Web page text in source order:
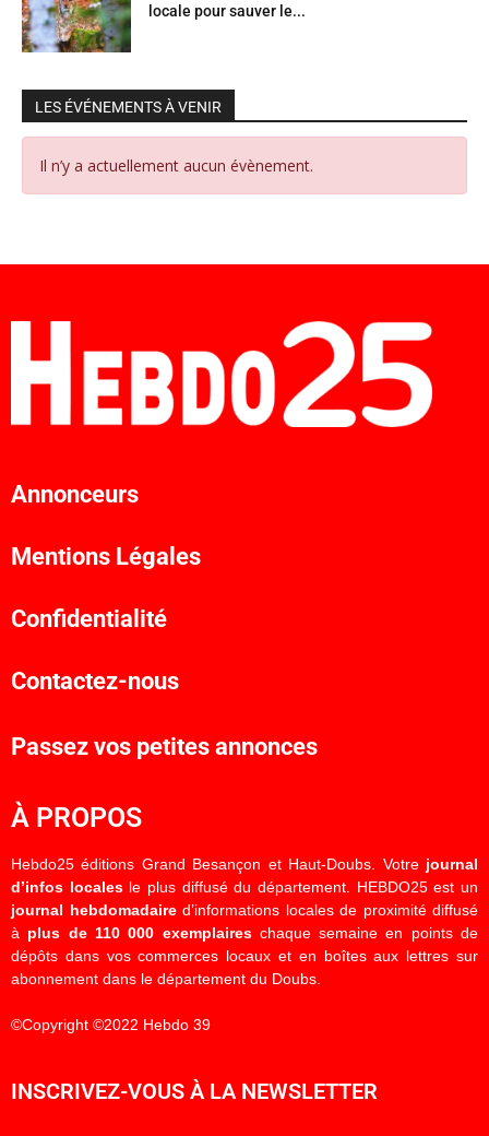
locale pour sauver le...
LES ÉVÉNEMENTS À VENIR
Il n’y a actuellement aucun évènement.
Annonceurs
Mentions Légales
Confidentialité
Contactez-nous
Passez vos petites annonces
À PROPOS
Hebdo25 éditions Grand Besançon et Haut-Doubs. Votre journal
d’infos localesle plus diffusé du département. HEBDO25 est un
journal hebdomadaired’informations locales de proximité diffusé
à plus de 110 000 exemplaireschaque semaine en points de
dépôts dans vos commerces locaux et en boîtes aux lettres sur
abonnement dans le département du Doubs.
©Copyright ©2022 Hebdo 39
INSCRIVEZ-VOUS À LA NEWSLETTER